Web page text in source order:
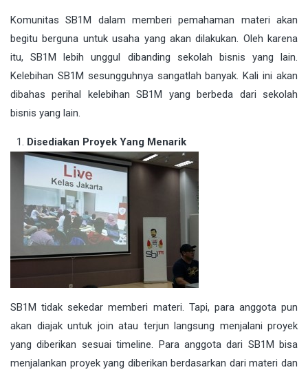
Komunitas SB1M dalam memberi pemahaman materi akan
begitu berguna untuk usaha yang akan dilakukan. Oleh karena
itu, SB1M lebih unggul dibanding sekolah bisnis yang lain.
Kelebihan SB1M sesungguhnya sangatlah banyak. Kali ini akan
dibahas perihal kelebihan SB1M yang berbeda dari sekolah
bisnis yang lain.
Disediakan Proyek Yang Menarik
SB1M tidak sekedar memberi materi. Tapi, para anggota pun
akan diajak untuk join atau terjun langsung menjalani proyek
yang diberikan sesuai timeline. Para anggota dari SB1M bisa
menjalankan proyek yang diberikan berdasarkan dari materi dan